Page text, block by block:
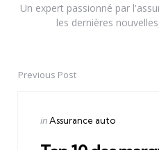
Un expert passionné par
les dernières
PostPrevious Post
Posted
inAssurance auto